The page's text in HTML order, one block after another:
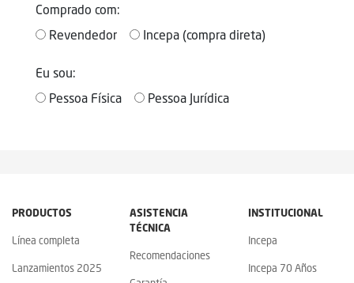
Comprado com:
Revendedor
Incepa (compra direta)
Eu sou:
Pessoa Física
Pessoa Jurídica
PRODUCTOS
Línea completa
Lanzamientos 2025
ASISTENCIA
TÉCNICA
Recomendaciones
INSTITUCIONAL
Incepa
Incepa 70 Años